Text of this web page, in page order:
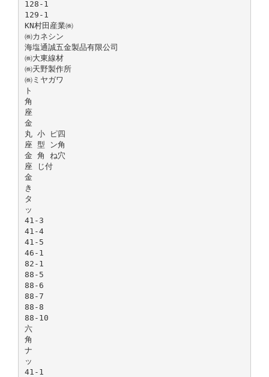
128-1
129-1
KN村田産業㈱
㈱カネシン
海塩通誠五金製品有限公司
㈱大東線材
㈱天野製作所
㈱ミヤガワ
ト
角
座
金
丸 小 ピ四
座 型 ン角
金 角 ね穴
座 じ付
金
き
タ
ッ
41-3
41-4
41-5
46-1
82-1
88-5
88-6
88-7
88-8
88-10
六
角
ナ
ッ
41-1